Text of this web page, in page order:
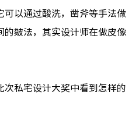
可以通过酸洗，凿斧等手法做
的皴法，其实设计师在做皮像
私宅设计大奖中看到怎样的